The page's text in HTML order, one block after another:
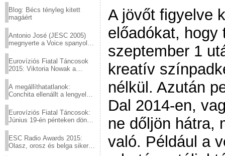
Blog: Bécs tényleg kitett
magáért
Antonio José (JESC 2005)
megnyerte a Voice spanyol
Eurovíziós Fiatal Táncosok
2015: Viktoria Nowak a
A megállíthatatlanok:
Conchita ellenállt a lengyel
Eurovíziós Fiatal Táncosok:
Június 19-én pénteken döntő
ESC Radio Awards 2015:
Olasz, orosz és belga siker,
A jövőt figyelve
előadókat, hogy
szeptember 1
kreatív
nélkül. Azután
Dal 2014-en,
ne dőljön hátra,
való. Például a